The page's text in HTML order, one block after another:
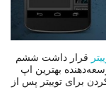
قرار داشت ششم
بهترین اپ
برای توییتر پس از